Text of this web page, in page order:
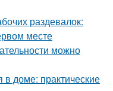
раздевалок:
месте
можно
в доме: практические